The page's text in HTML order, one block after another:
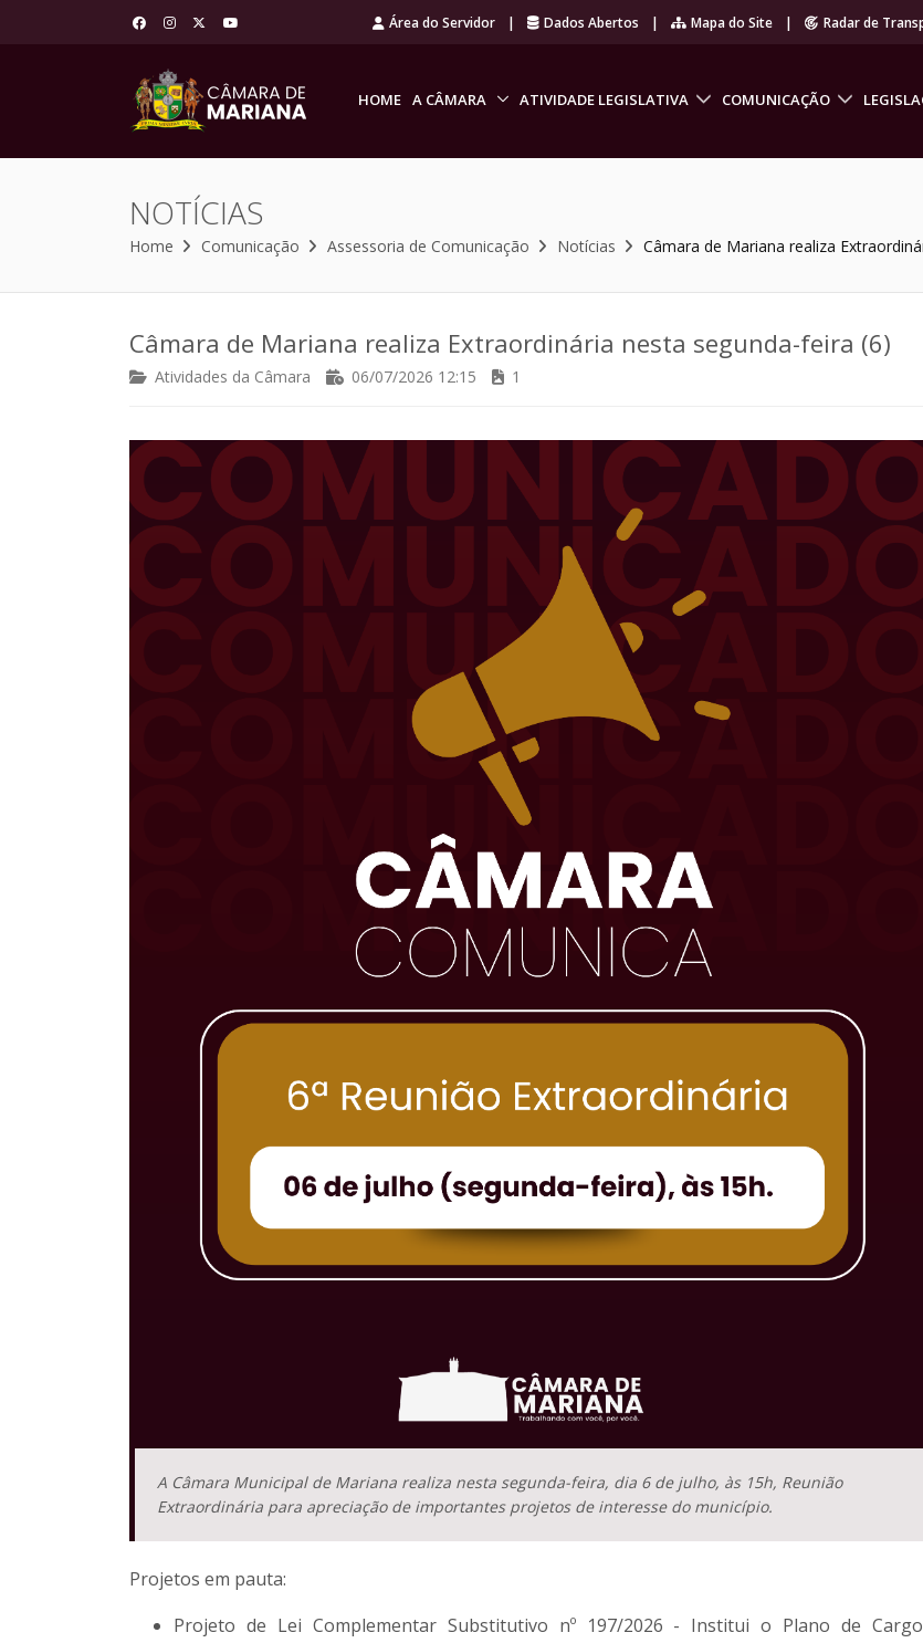
Área do Servidor | Dados Abertos | Mapa do Site | Radar de
HOME A CÂMARA ATIVIDADE LEGISLATIVA COMUNICAÇÃO
NOTÍCIAS
Home Comunicação Assessoria de Comunicação Notícias Câmara de Mariana realiza
Câmara de Mariana realiza Extraordinária nesta segunda-feira (6)
Atividades da Câmara 06/07/2026 12:15 1
A Câmara Municipal de Mariana realiza nesta segunda-feira, dia 6 de julho, às 15h, Reunião
Extraordinária para apreciação de importantes projetos de interesse do município.
Projetos em pauta:
Projeto de Lei Complementar Substitutivo nº 197/2026 - Institui o Plano de